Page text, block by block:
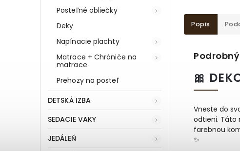
Posteľné obliečky
Deky
Napínacie plachty
Matrace + Chrániče na
matrace
Prehozy na posteľ
DETSKÁ IZBA
SEDACIE VAKY
JEDÁLEŇ
Popis
🎀
Vneste do
odtieni. Táto
farebnou
✨